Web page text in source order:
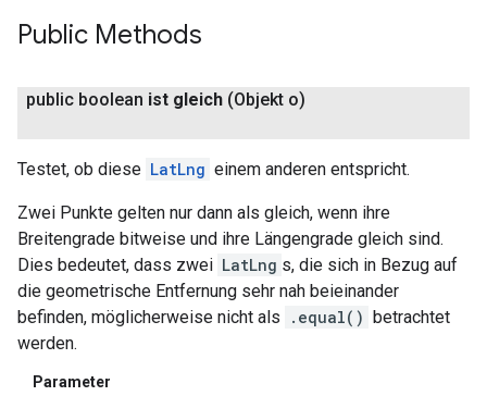
Public Methods
public boolean ist gleich (Objekt o)
Testet, ob diese LatLng einem anderen entspricht.
Zwei Punkte gelten nur dann als gleich, wenn ihre
Breitengrade bitweise und ihre Längengrade gleich sind.
Dies bedeutet, dass zwei LatLng s, die sich in Bezug auf
die geometrische Entfernung sehr nah beieinander
befinden, möglicherweise nicht als
.equal()
betrachtet
werden.
Parameter